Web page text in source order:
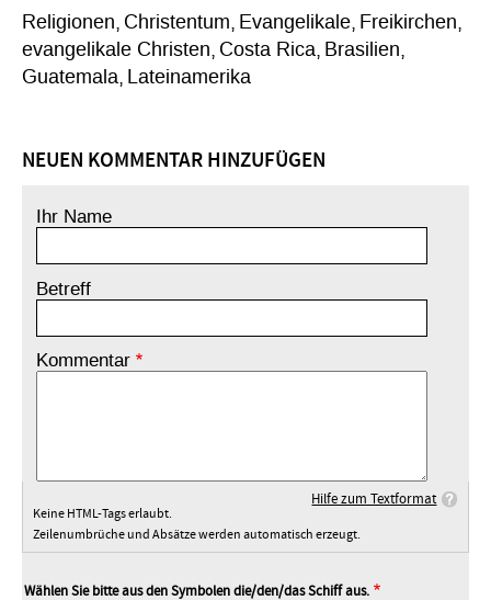
Religionen Christentum Evangelikale Freikirchen
evangelikale Christen Costa Rica Brasilien
Guatemala Lateinamerika
NEUEN KOMMENTAR HINZUFÜGEN
Ihr Name
Betreff
Kommentar
Hilfe zum Textformat
Keine HTML-Tags erlaubt.
Zeilenumbrüche und Absätze werden automatisch erzeugt.
Wählen Sie bitte aus den Symbolen die/den/das Schiff aus.